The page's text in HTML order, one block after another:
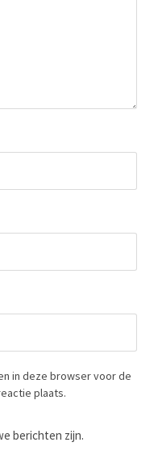
in deze browser voor de
plaats.
berichten zijn.